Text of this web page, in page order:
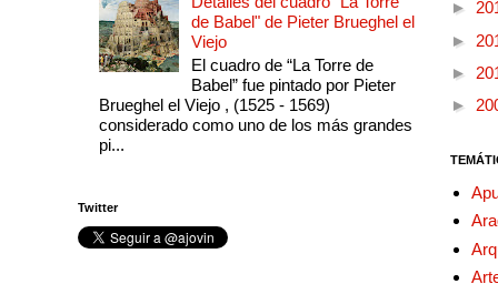
de Babel" de Pieter Brueghel el
Viejo
El cuadro de “La Torre de
Babel” fue pintado por Pieter
Brueghel el Viejo , (1525 - 1569)
considerado como uno de los más grandes
pi...
Twitter
►
►
►
►